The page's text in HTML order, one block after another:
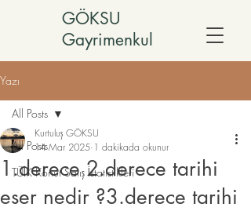
GÖKSU
Gayrimenkul
Yazı
All Posts
TÜİK Konut Satış İstatistikleri
All Posts
1.derece 2.derece tarihi
eser nedir ?3.derece tarihi
Kurtuluş GÖKSU
14 Mar 2025 1 dakikada okunur